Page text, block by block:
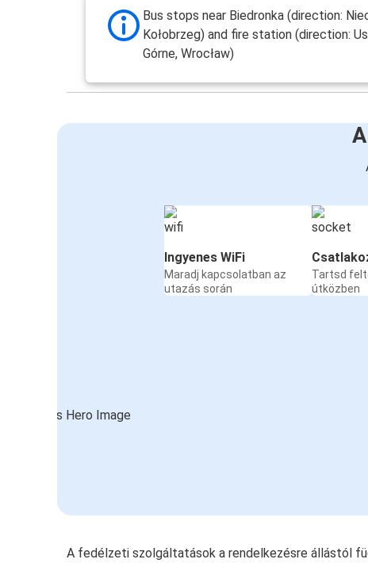
Bus stops near Biedronka (direction:
Kołobrzeg) and fire station (direction:
Górne, Wrocław)
Ingyenes WiFi
Maradj kapcsolatban az
utazás során
Tartsd
útközben
A fedélzeti szolgáltatások a rendelkezésre állástól